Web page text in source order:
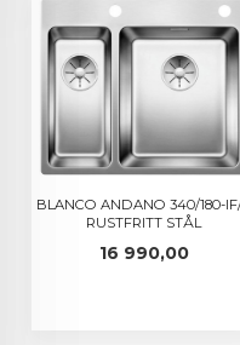
BLANCO ANDANO 340/180-
RUSTFRITT STÅL
Pris
16 990,00